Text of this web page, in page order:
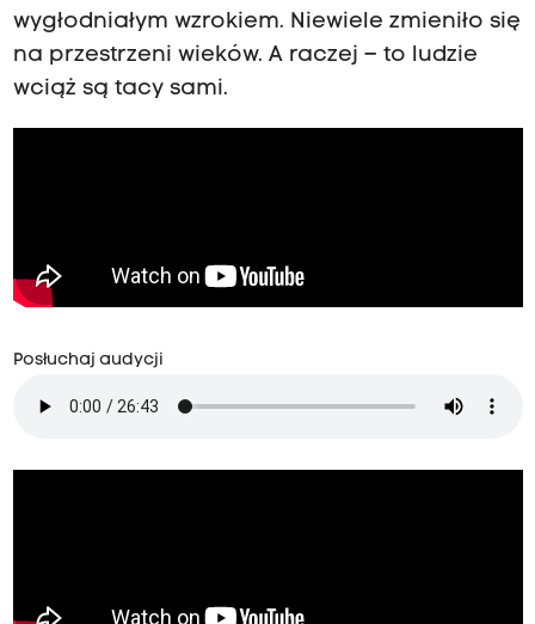
wygłodniałym wzrokiem. Niewiele zmieniło się
na przestrzeni wieków. A raczej – to ludzie
wciąż są tacy sami.
Posłuchaj audycji